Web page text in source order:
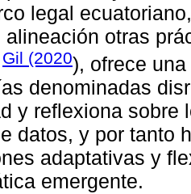
legal
alineación otras
Gil (2020), ofrece
denominadas
y reflexiona sobre
datos, y por tanto
adaptativas y
emergente.